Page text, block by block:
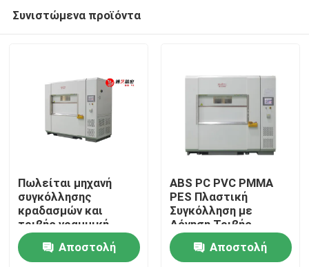
Αρχική Σελίδα
Προϊόντα
Βίντεο
Συνιστώμενα προϊόντα
Πωλείται μηχανή
συγκόλλησης
κραδασμών και
τριβής γραμμική
Αποστολή
ABS PC PVC PMMA
PES Πλαστική
Συγκόλληση με
Δόνηση Τριβής
Μηχανή
Αποστολή